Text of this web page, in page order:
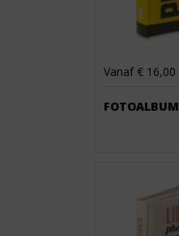
Vanaf € 16,00
FOTOALBUM